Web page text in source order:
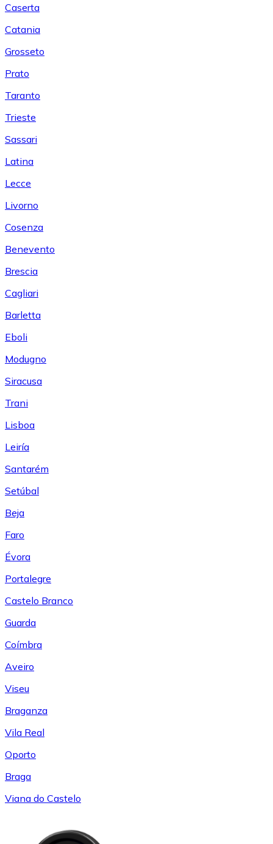
Caserta
Catania
Grosseto
Prato
Taranto
Trieste
Sassari
Latina
Lecce
Livorno
Cosenza
Benevento
Brescia
Cagliari
Barletta
Eboli
Modugno
Siracusa
Trani
Lisboa
Leiría
Santarém
Setúbal
Beja
Faro
Évora
Portalegre
Castelo Branco
Guarda
Coímbra
Aveiro
Viseu
Braganza
Vila Real
Oporto
Braga
Viana do Castelo